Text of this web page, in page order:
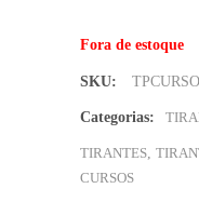
Fora de estoque
SKU:
Categorias:
TIRANTES,
CURSOS